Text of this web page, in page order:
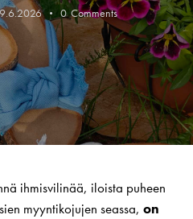
9.6.2026 0 Comments
ihmisvilinää, iloista puheen
myyntikojujen seassa, on